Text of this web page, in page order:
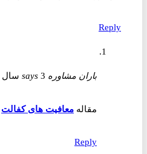
Reply
باران مشاوره says 3 سال ago
مقالهمعافیت های کفالترو
Reply